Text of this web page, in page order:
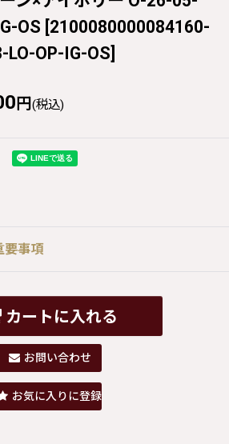
OS [2100080000084160-
OP-IG-OS]
円 (税込)
要事項
カートに入れる
お問い合わせ
お気に入りに登録